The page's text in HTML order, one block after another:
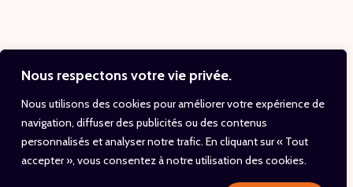
Nous respectons votre vie privée.
Nous utilisons des cookies pour améliorer votre expérience de
navigation, diffuser des publicités ou des contenus
personnalisés et analyser notre trafic. En cliquant sur « Tout
accepter », vous consentez à notre utilisation des cookies.